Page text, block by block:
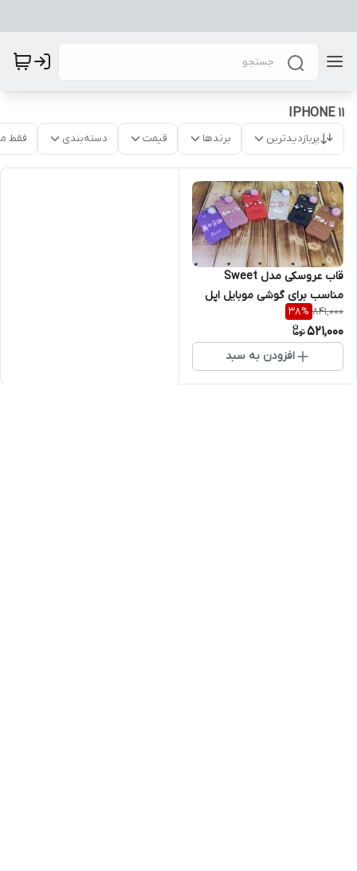
IPHONE 11
پربازدیدترین برندها قیمت دسته‌بندی فقط
قاب عروسکی مدل Sweet
مناسب برای گوشی موبایل اپل
Iphone 11
841,000
38%
521,000
افزودن به سبد